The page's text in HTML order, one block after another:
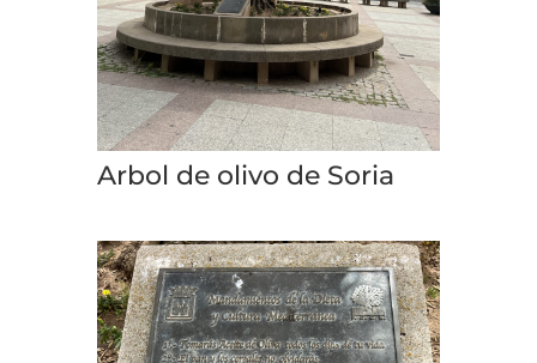
Arbol de olivo de Soria